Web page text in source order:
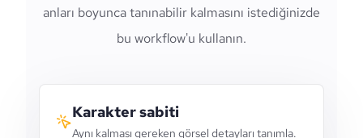
anları boyunca tanınabilir kalmasını istediğinizde
bu workflow'u kullanın.
Karakter sabiti
Aynı kalması gereken görsel detayları tanımla.